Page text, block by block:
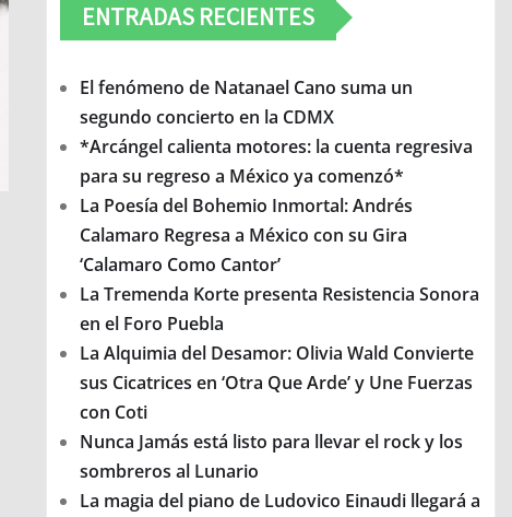
ENTRADAS RECIENTES
El fenómeno de Natanael Cano suma un
segundo concierto en la CDMX
*Arcángel calienta motores: la cuenta regresiva
para su regreso a México ya comenzó*
La Poesía del Bohemio Inmortal: Andrés
Calamaro Regresa a México con su Gira
‘Calamaro Como Cantor’
La Tremenda Korte presenta Resistencia Sonora
en el Foro Puebla
La Alquimia del Desamor: Olivia Wald Convierte
sus Cicatrices en ‘Otra Que Arde’ y Une Fuerzas
con Coti
Nunca Jamás está listo para llevar el rock y los
sombreros al Lunario
La magia del piano de Ludovico Einaudi llegará a